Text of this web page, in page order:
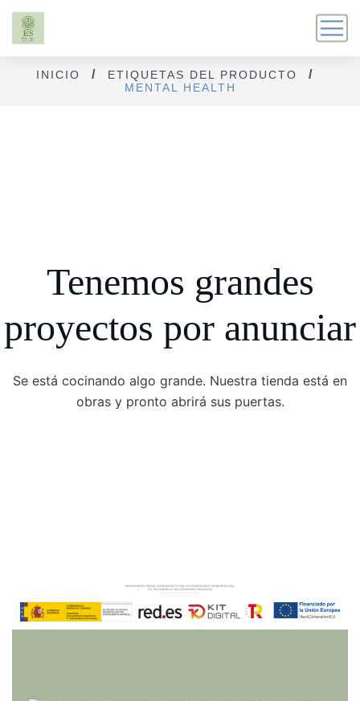
INICIO
ETIQUETAS DEL PRODUCTO
MENTAL HEALTH
Tenemos grandes
proyectos por anunciar
Se está cocinando algo grande. Nuestra tienda está en
obras y pronto abrirá sus puertas.